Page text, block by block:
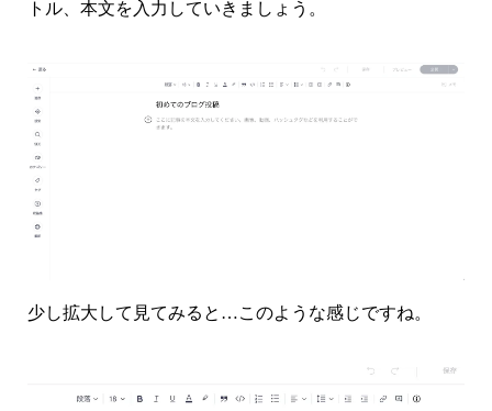
トル、本文を入力していきましょう。
少し拡大して見てみると…このような感じですね。